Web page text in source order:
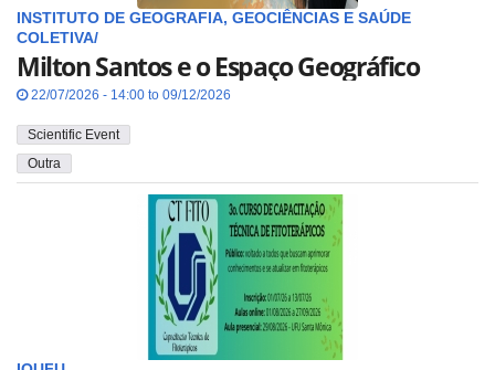
INSTITUTO DE GEOGRAFIA, GEOCIÊNCIAS E SAÚDE
COLETIVA/
Milton Santos e o Espaço Geográfico
22/07/2026 - 14:00 to 09/12/2026
Scientific Event
Outra